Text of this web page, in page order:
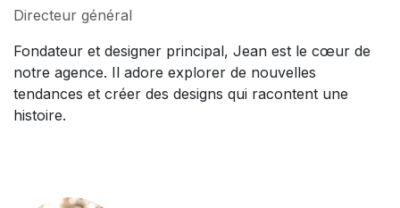
Directeur général
Fondateur et designer principal, Jean est le cœur de
notre agence. Il adore explorer de nouvelles
tendances et créer des designs qui racontent une
histoire.